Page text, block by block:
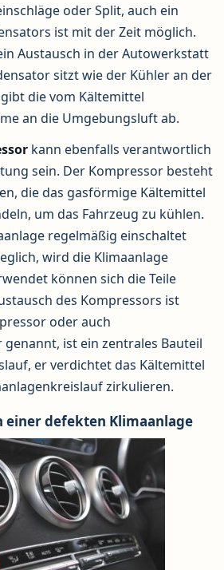
oder Split, auch ein
ist mit der Zeit möglich.
Austausch in der Autowerkstatt
sitzt wie der Kühler an der
die vom Kältemittel
an die Umgebungsluft ab.
kann ebenfalls verantwortlich
sein. Der Kompressor besteht
die das gasförmige Kältemittel
um das Fahrzeug zu kühlen.
regelmäßig einschaltet
wird die Klimaanlage
können sich die Teile
des Kompressors ist
oder auch
ist ein zentrales Bauteil
er verdichtet das Kältemittel
zirkulieren.
einer defekten Klimaanlage